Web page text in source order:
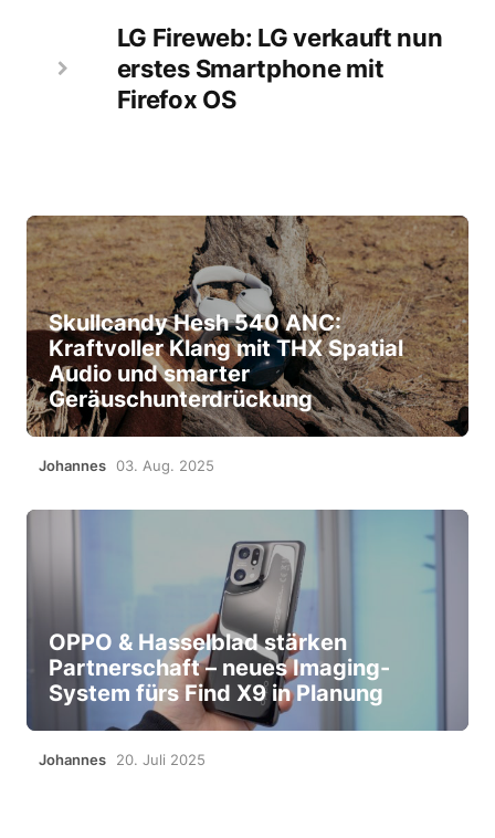
LG Fireweb: LG verkauft nun
erstes Smartphone mit
Firefox OS
Skullcandy Hesh 540 ANC:
Kraftvoller Klang mit THX Spatial
Audio und smarter
Geräuschunterdrückung
Johannes 03. Aug. 2025
OPPO & Hasselblad stärken
Partnerschaft – neues Imaging-
System fürs Find X9 in Planung
Johannes 20. Juli 2025